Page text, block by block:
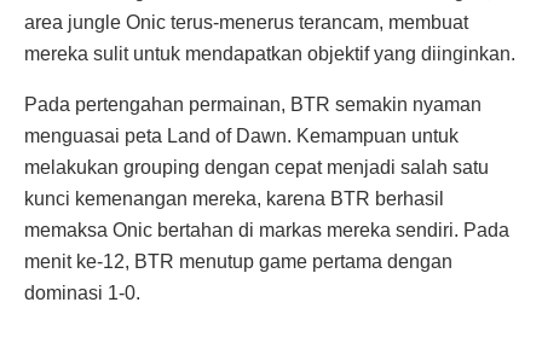
area jungle Onic terus-menerus terancam, membuat
mereka sulit untuk mendapatkan objektif yang diinginkan.
Pada pertengahan permainan, BTR semakin nyaman
menguasai peta Land of Dawn. Kemampuan untuk
melakukan grouping dengan cepat menjadi salah satu
kunci kemenangan mereka, karena BTR berhasil
memaksa Onic bertahan di markas mereka sendiri. Pada
menit ke-12, BTR menutup game pertama dengan
dominasi 1-0.